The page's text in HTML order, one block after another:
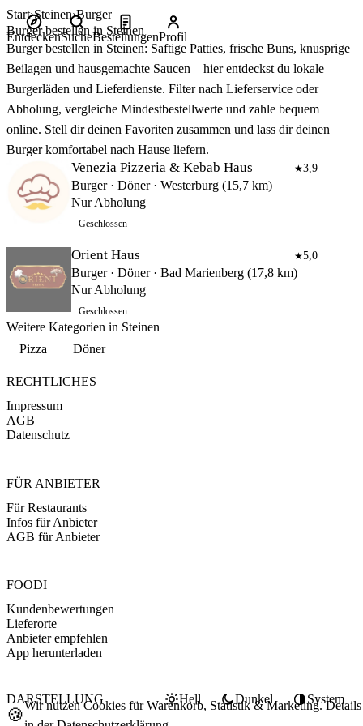
Start Steinen Burger
Burger bestellen in Steinen
Burger bestellen in Steinen: Saftige Patties, frische Buns, knusprige
Beilagen und hausgemachte Saucen – hier entdeckst du lokale
Burgerläden und Lieferdienste. Filter nach Lieferservice oder
Abholung, vergleiche Mindestbestellwerte und zahle bequem
online. Stell dir deinen Favoriten zusammen und lass dir deinen
Burger komfortabel nach Hause liefern.
Venezia Pizzeria & Kebab Haus ★3,9
Burger · Döner · Westerburg (15,7 km)
Nur Abholung
Geschlossen
Orient Haus ★5,0
Burger · Döner · Bad Marienberg (17,8 km)
Nur Abholung
Geschlossen
Weitere Kategorien in Steinen
Pizza
Döner
RECHTLICHES
Impressum
AGB
Datenschutz
FÜR ANBIETER
Für Restaurants
Infos für Anbieter
AGB für Anbieter
FOODI
Kundenbewertungen
Lieferorte
Anbieter empfehlen
App herunterladen
DARSTELLUNG Hell Dunkel System
EntdeckenSucheBestellungenProfil
🍪Wir nutzen Cookies für Warenkorb, Statistik & Marketing. Details